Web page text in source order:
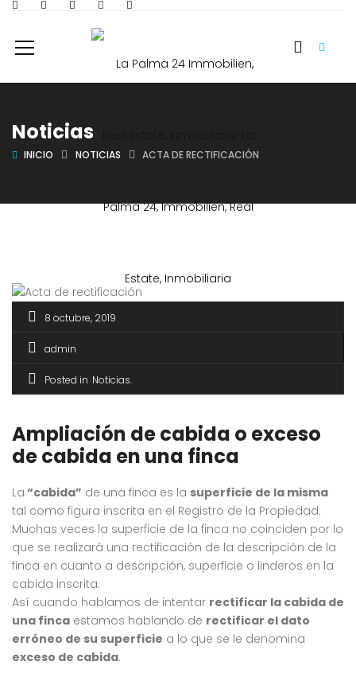
Noticias
INICIO NOTICIAS ACTA DE RECTIFICACIÓN
8 octubre, 2019
admin
Posted in Noticias
Ampliación de cabida o exceso
de cabida en una finca
La “cabida” de una finca es la superficie de la misma
tal como figura inscrita en el Registro de la Propiedad.
Muchas veces la superficie de la finca no coinciden por lo
que se realizará una rectificación de la descripción de la
finca en cuanto a descripción, superficie o linderos en la
cabida inscrita.
Así cuando hablamos de intentar rectificar la cabida de
una finca estamos hablando de rectificar el dato
erróneo de su superficie a lo que se le denomina
exceso de cabida.